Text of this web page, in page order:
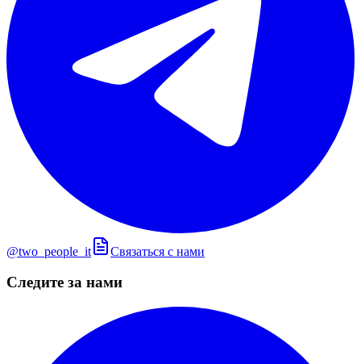
@two_people_it Связаться с нами
Следите за нами